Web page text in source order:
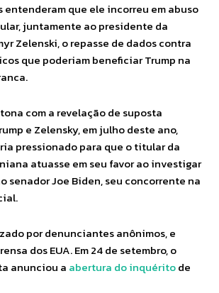
entenderam que ele incorreu em abuso
juntamente ao presidente da
Zelenski, o repasse de dados contra
que poderiam beneficiar Trump na
com a revelação de suposta
e Zelensky, em julho deste ano,
pressionado para que o titular da
atuasse em seu favor ao investigar
senador Joe Biden, seu concorrente na
por denunciantes anônimos, e
dos EUA. Em 24 de setembro, o
anunciou a abertura do inquéritode